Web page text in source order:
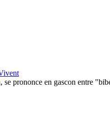
prononce en gascon entre